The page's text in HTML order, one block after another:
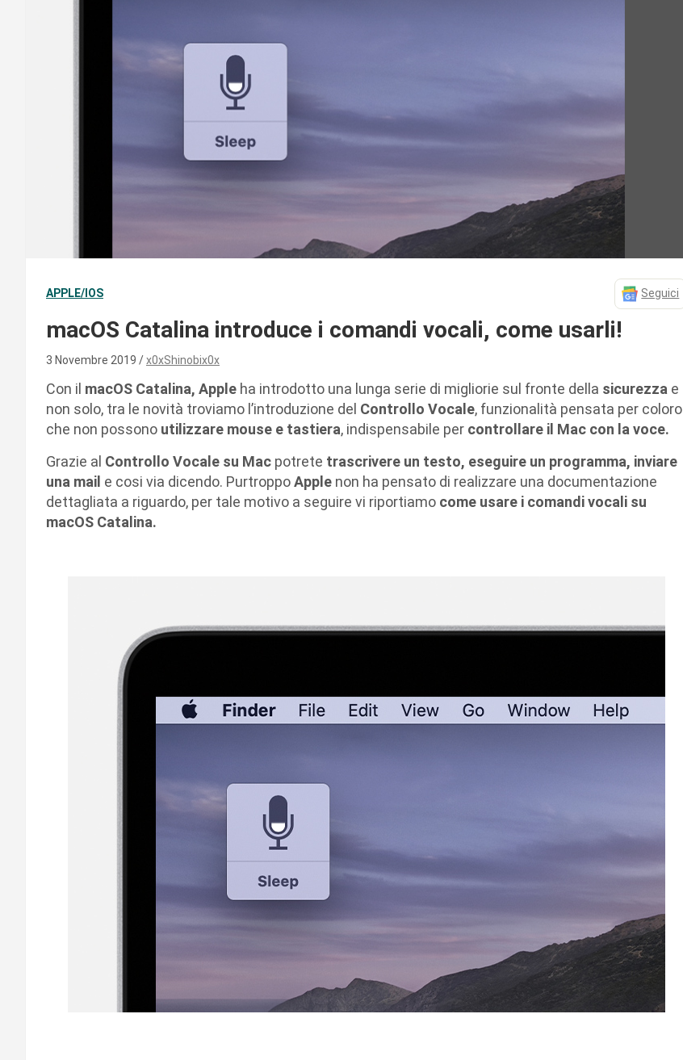
APPLE/IOS Seguici
macOS Catalina introduce i comandi vocali, come usarli!
3 Novembre 2019 x0xShinobix0x
Con il macOS Catalina, Apple ha introdotto una lunga serie di migliorie sul fronte della sicurezza e
non solo, tra le novità troviamo l’introduzione del Controllo Vocale, funzionalità pensata per coloro
che non possono utilizzare mouse e tastiera, indispensabile per controllare il Mac con la voce.
Grazie al Controllo Vocale su Mac potrete trascrivere un testo, eseguire un programma, inviare
una mail e cosi via dicendo. PurtroppoApple non ha pensato di realizzare una documentazione
dettagliata a riguardo, per tale motivo a seguire vi riportiamo come usare i comandi vocali su
macOS Catalina.